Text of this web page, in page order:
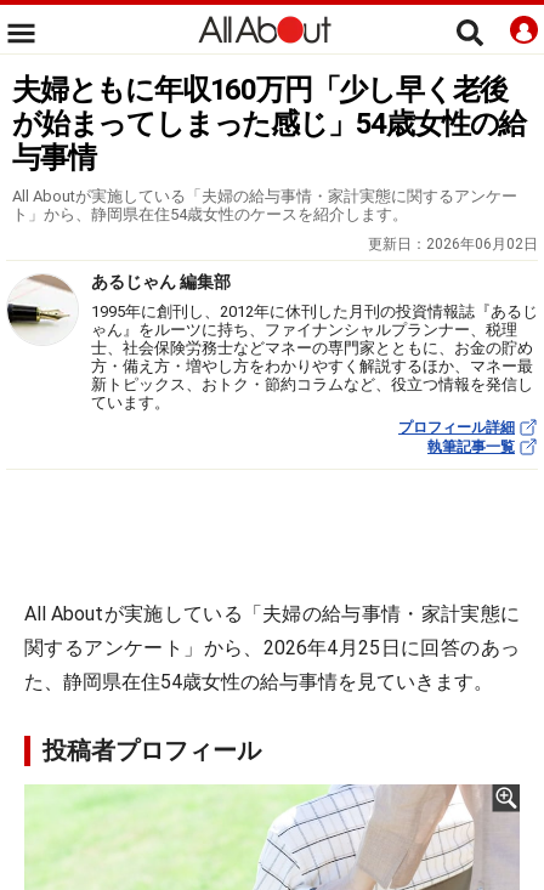
夫婦ともに年収160万円「少し早く老後
が始まってしまった感じ」54歳女性の給
与事情
All Aboutが実施している「夫婦の給与事情・家計実態に関するアンケー
ト」から、静岡県在住54歳女性のケースを紹介します。
更新日： 2026年06月02日
あるじゃん 編集部
1995年に創刊し、2012年に休刊した月刊の投資情報誌『あるじ
ゃん』をルーツに持ち、ファイナンシャルプランナー、税理
士、社会保険労務士などマネーの専門家とともに、お金の貯め
方・備え方・増やし方をわかりやすく解説するほか、マネー最
新トピックス、おトク・節約コラムなど、役立つ情報を発信し
ています。
プロフィール詳細
執筆記事一覧
All Aboutが実施している「夫婦の給与事情・家計実態に
関するアンケート」から、2026年4月25日に回答のあっ
た、静岡県在住54歳女性の給与事情を見ていきます。
投稿者プロフィール